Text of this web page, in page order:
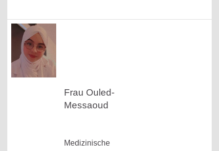
Frau Ouled-
Messaoud
Medizinische